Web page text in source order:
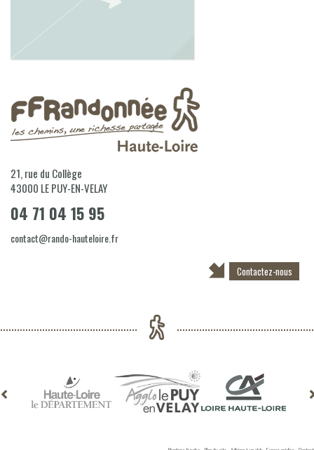
21, rue du Collège
43000 LE PUY-EN-VELAY
04 71 04 15 95
contact@rando-hauteloire.fr
Contactez-nous